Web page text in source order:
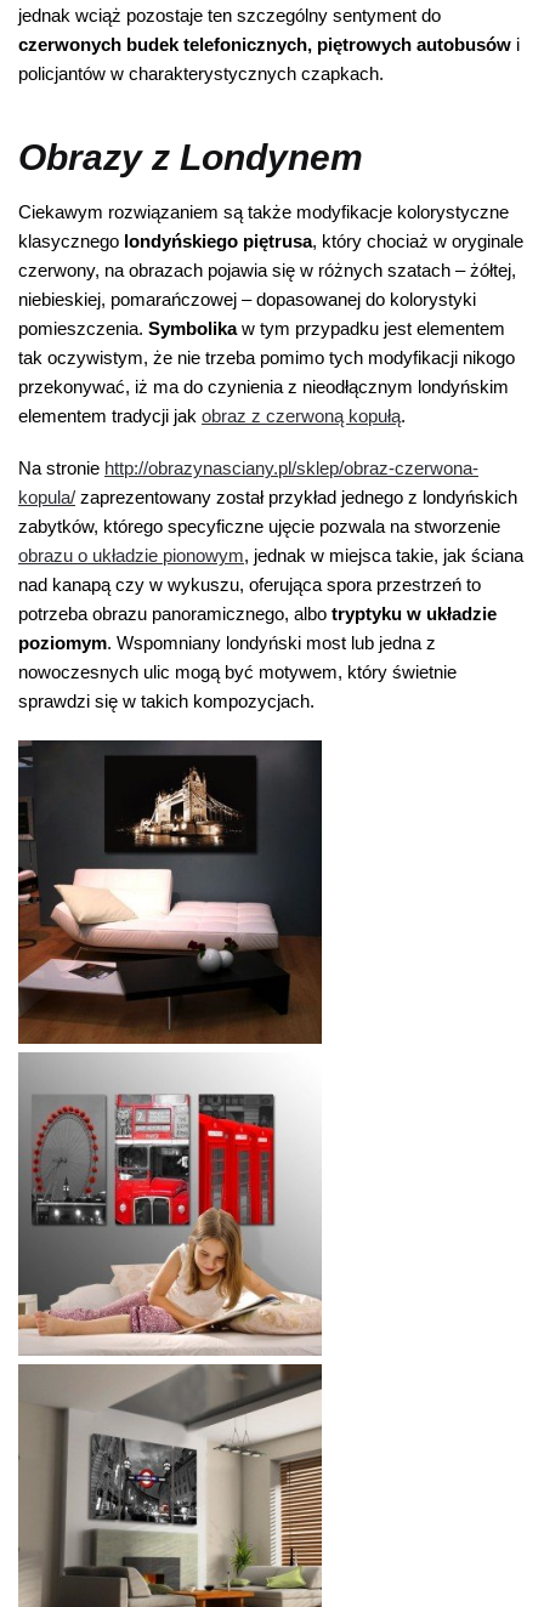
jednak wciąż pozostaje ten szczególny sentyment do
czerwonych budek telefonicznych, piętrowych autobusów i
policjantów w charakterystycznych czapkach.
Obrazy z Londynem
Ciekawym rozwiązaniem są także modyfikacje kolorystyczne
klasycznego londyńskiego piętrusa, który chociaż w oryginale
czerwony, na obrazach pojawia się w różnych szatach – żółtej,
niebieskiej, pomarańczowej – dopasowanej do kolorystyki
pomieszczenia. Symbolikaw tym przypadku jest elementem
tak oczywistym, że nie trzeba pomimo tych modyfikacji nikogo
przekonywać, iż ma do czynienia z nieodłącznym londyńskim
elementem tradycji jak obraz z czerwoną kopułą.
Na stronie http://obrazynasciany.pl/sklep/obraz-czerwona-
kopula/ zaprezentowany został przykład jednego z londyńskich
zabytków, którego specyficzne ujęcie pozwala na stworzenie
obrazu o układzie pionowym, jednak w miejsca takie, jak ściana
nad kanapą czy w wykuszu, oferująca spora przestrzeń to
potrzeba obrazu panoramicznego, albo tryptyku w układzie
poziomym. Wspomniany londyński most lub jedna z
nowoczesnych ulic mogą być motywem, który świetnie
sprawdzi się w takich kompozycjach.